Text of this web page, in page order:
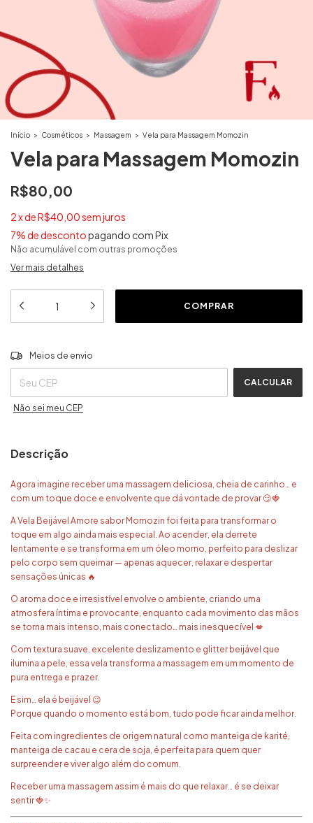
Início > Cosméticos > Massagem > Vela para Massagem Momozin
Vela para Massagem Momozin
R$80,00
2xdeR$40,00sem juros
7% de descontopagando com Pix
Não acumulável com outras promoções
Ver mais detalhes
Entregas para o CEP:
Meios de envio
CALCULAR
Não sei meu CEP
Descrição
Agora imagine receber uma massagem deliciosa, cheia de carinho… e
com um toque doce e envolvente que dá vontade de provar 😏🍓
A Vela Beijável Amore sabor Momozin foi feita para transformar o
toque em algo ainda mais especial. Ao acender, ela derrete
lentamente e se transforma em um óleo morno, perfeito para deslizar
pelo corpo sem queimar — apenas aquecer, relaxar e despertar
sensações únicas 🔥
O aroma doce e irresistível envolve o ambiente, criando uma
atmosfera íntima e provocante, enquanto cada movimento das mãos
se torna mais intenso, mais conectado… mais inesquecível 💋
Com textura suave, excelente deslizamento e glitter beijável que
ilumina a pele, essa vela transforma a massagem em um momento de
pura entrega e prazer.
E sim… ela é beijável 😉
Porque quando o momento está bom, tudo pode ficar ainda melhor.
Feita com ingredientes de origem natural como manteiga de karité,
manteiga de cacau e cera de soja, é perfeita para quem quer
surpreender e viver algo além do comum.
Receber uma massagem assim é mais do que relaxar… é se deixar
sentir 🍓✨